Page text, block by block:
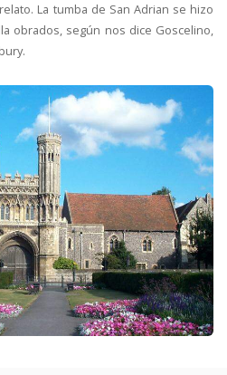
La tumba de San Adrian se hizo
obrados, según nos dice Goscelino,